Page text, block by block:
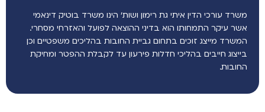
משרד עורכי הדין איתי גת רימון ושות’ הינו משרד בוטיק דינאמי
אשר עיקר התמחותו הוא בדיני ההוצאה לפועל והאזרחי מסחרי.
המשרד מייצג זוכים בתחום גביית החובות בהליכים משפטיים וכן
בייצוג חייבים בהליכי חדלות פירעון עד לקבלת ההפטר ומחיקת
החובות.